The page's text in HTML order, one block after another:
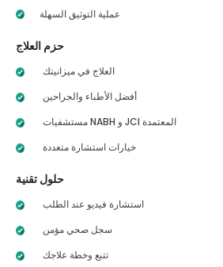
عملية التوثيق السهلة
حزم العلاج
العلاج في ميزانيتك
أفضل الأطباء والجراحين
مستشفيات NABH و JCI المعتمدة
خيارات استشارة متعددة
حلول تقنية
استشارة فيديو عند الطلب
سجل صحي مؤمن
تتبع وخطة علاجك